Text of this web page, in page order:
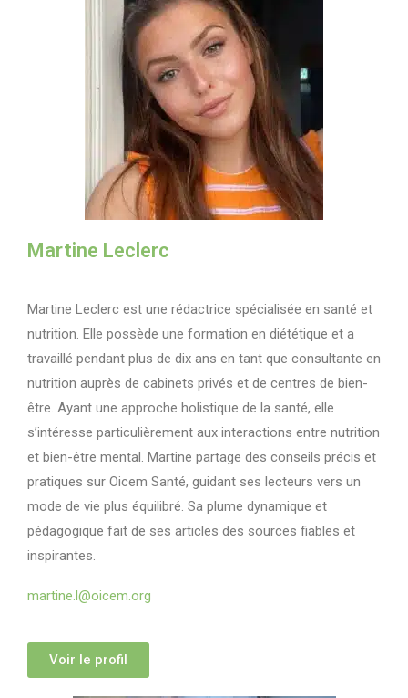
Martine Leclerc
Martine Leclerc est une rédactrice spécialisée en santé et
nutrition. Elle possède une formation en diététique et a
travaillé pendant plus de dix ans en tant que consultante en
nutrition auprès de cabinets privés et de centres de bien-
être. Ayant une approche holistique de la santé, elle
s’intéresse particulièrement aux interactions entre nutrition
et bien-être mental. Martine partage des conseils précis et
pratiques sur Oicem Santé, guidant ses lecteurs vers un
mode de vie plus équilibré. Sa plume dynamique et
pédagogique fait de ses articles des sources fiables et
inspirantes.
martine.l@oicem.org
Voir le profil